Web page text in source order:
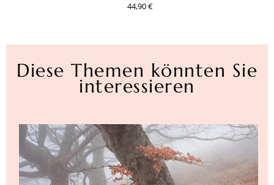
44,90 €
Diese Themen könnten Sie
interessieren